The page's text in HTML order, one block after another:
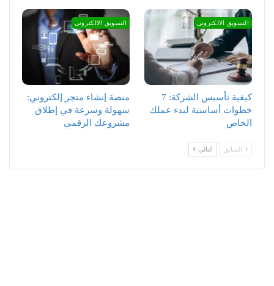
التسويق الالكتروني
كيفية تأسيس الشركة: 7
خطوات أساسية لبدء عملك
الخاص
التسويق الالكتروني
منصة إنشاء متجر إلكتروني:
سهولة وسرعة في إطلاق
مشروعك الرقمي
السابق التالي